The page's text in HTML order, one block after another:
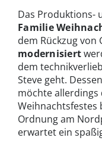
Das Produktions-
Familie
dem Rückzug von
modernisiert
dem
Steve geht.
möchte allerdings
Weihnachtsfestes
Ordnung am
erwartet ein